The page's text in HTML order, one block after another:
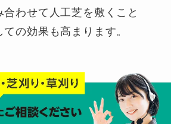
わせて人工芝を敷くこと
の効果も高まります。